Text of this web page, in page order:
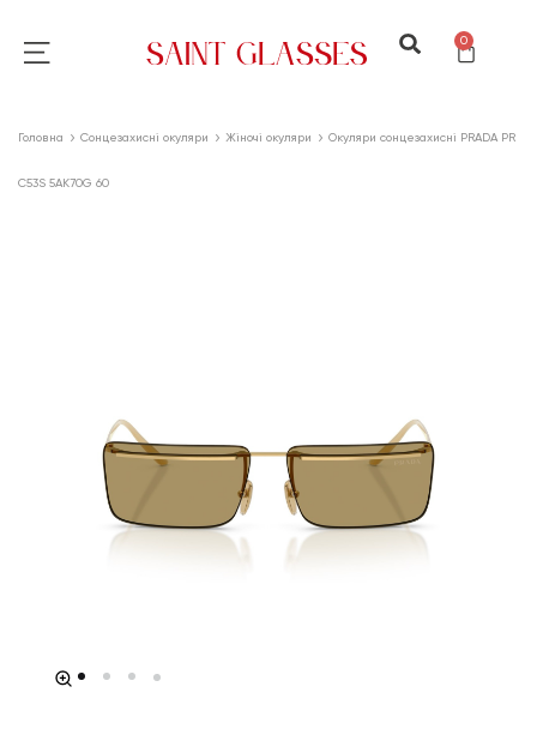
0
Головна Сонцезахисні окуляри Жіночі окуляри Окуляри сонцезахисні PRADA PR
C53S 5AK70G 60